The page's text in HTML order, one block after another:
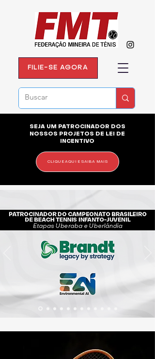
FILIE-SE AGORA
SEJA UM PATROCINADOR DOS
NOSSOS PROJETOS DE LEI DE
INCENTIVO
CLIQUE AQUI E SAIBA MAIS